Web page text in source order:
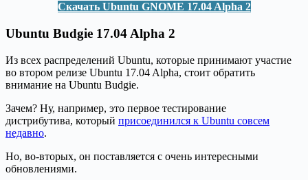
Скачать Ubuntu GNOME 17.04 Alpha 2
Ubuntu Budgie 17.04 Alpha 2
Из всех распределений Ubuntu, которые принимают участие
во втором релизе Ubuntu 17.04 Alpha, стоит обратить
внимание на Ubuntu Budgie.
Зачем? Ну, например, это первое тестирование
дистрибутива, который присоединился к Ubuntu совсем
недавно.
Но, во-вторых, он поставляется с очень интересными
обновлениями.